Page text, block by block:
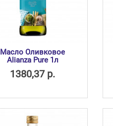
Масло Оливковое
Alianza Pure 1л
1380,37 р.